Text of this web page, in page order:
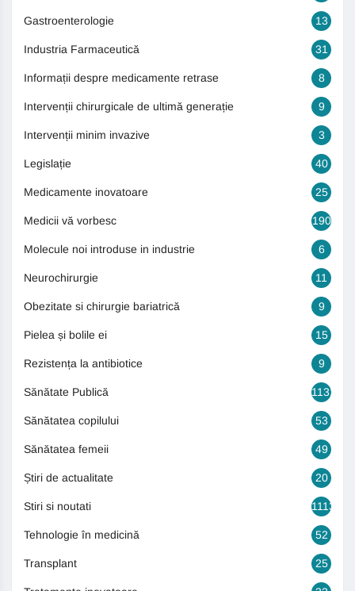
Gastroenterologie 13
Industria Farmaceutică 31
Informații despre medicamente retrase 8
Intervenții chirurgicale de ultimă generație 9
Intervenții minim invazive 3
Legislație 40
Medicamente inovatoare 25
Medicii vă vorbesc 190
Molecule noi introduse in industrie 6
Neurochirurgie 11
Obezitate si chirurgie bariatrică 9
Pielea și bolile ei 15
Rezistența la antibiotice 9
Sănătate Publică 1131
Sănătatea copilului 53
Sănătatea femeii 49
Știri de actualitate 20
Stiri si noutati 1113
Tehnologie în medicină 52
Transplant 25